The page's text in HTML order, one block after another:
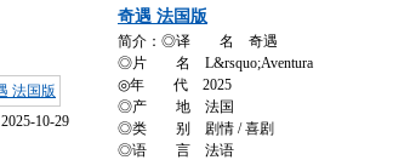
2025-10-29
奇遇 法国版
简介：◎译 名 奇遇
◎片 名 L&rsquo;Aventura
◎年 代 2025
◎产 地 法国
◎类 别 剧情 / 喜剧
◎语 言 法语